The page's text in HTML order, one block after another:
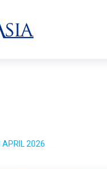
APRIL 2026